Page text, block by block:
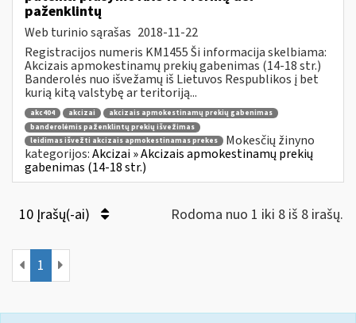
paženklintų
Web turinio sąrašas 2018-11-22
Registracijos numeris KM1455 Ši informacija skelbiama:
Akcizais apmokestinamų prekių gabenimas (14-18 str.)
Banderolės nuo išvežamų iš Lietuvos Respublikos į bet
kurią kitą valstybę ar teritoriją...
akc404 akcizai
akcizais apmokestinamų prekių gabenimas
banderolėmis paženklintų prekių išvežimas
leidimas išvežti akcizais apmokestinamas prekes
Mokesčių žinyno
kategorijos:Akcizai » Akcizais apmokestinamų prekių
gabenimas (14-18 str.)
10 Įrašų(-ai) Rodoma nuo 1 iki 8 iš 8 irašų.
1